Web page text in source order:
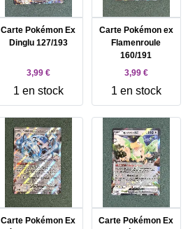
Carte Pokémon Ex
Dinglu 127/193
3,99 €
1 en stock
Carte Pokémon ex
Flamenroule
160/191
3,99 €
1 en stock
Carte Pokémon Ex
Carte Pokémon Ex